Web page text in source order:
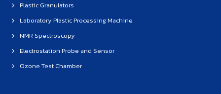
Plastic Granulators
Laboratory Plastic Processing Machine
NMR Spectroscopy
Electrostation Probe and Sensor
Ozone Test Chamber